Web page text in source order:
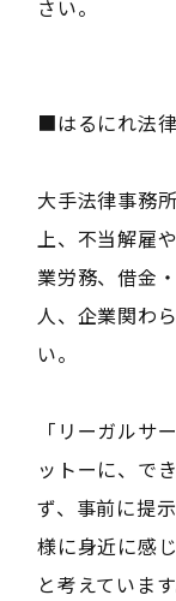
さい。
■はるにれ法
大手法律事務
上、不当解雇
業労務、借金
人、企業関わ
い。
「リーガルサ
ットーに、で
ず、事前に提
様に身近に感
と考えています